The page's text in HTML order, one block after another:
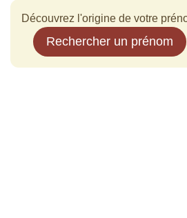
Découvrez l'origine de votre
Rechercher un prénom